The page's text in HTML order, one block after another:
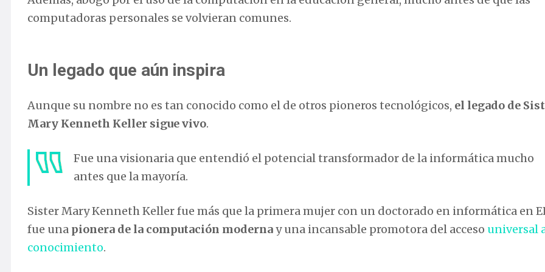
computadoras personales se volvieran comunes.
Un legado que aún inspira
Aunque su nombre no es tan conocido como el de otros pioneros tecnológicos, el legado de
Mary Kenneth Keller sigue vivo.
Fue una visionaria que entendió el potencial transformador de la informática mucho
antes que la mayoría.
Sister Mary Kenneth Keller fue más que la primera mujer con un doctorado en informática en
fue una pionera de la computación modernay una incansable promotora del acceso universal
conocimiento.